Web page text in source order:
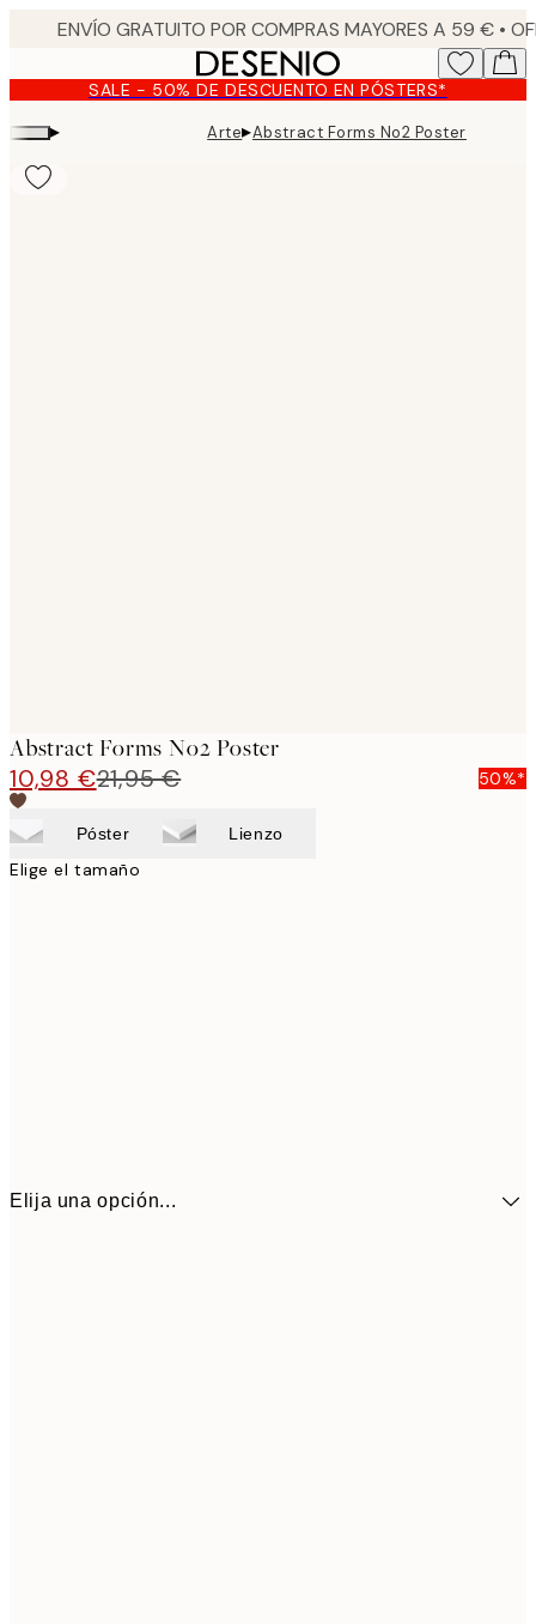
content.SALE - 50% DE DESCUENTO EN PÓSTERS*
▸ Arte▸Abstract Forms No2 Poster
Abstract Forms No2 Poster
10,98 €21,95 € 50%*
Póster Lienzo
Elige el tamaño
Elija una opción...